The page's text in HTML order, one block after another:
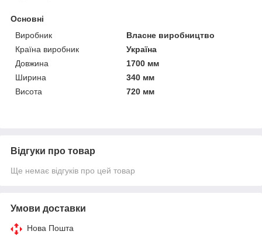
Основні
Виробник
Власне виробництво
Країна виробник
Україна
Довжина
1700 мм
Ширина
340 мм
Висота
720 мм
Відгуки про товар
Ще немає відгуків про цей товар
Умови доставки
Нова Пошта